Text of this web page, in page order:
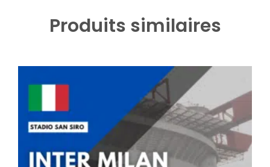
Produits similaires